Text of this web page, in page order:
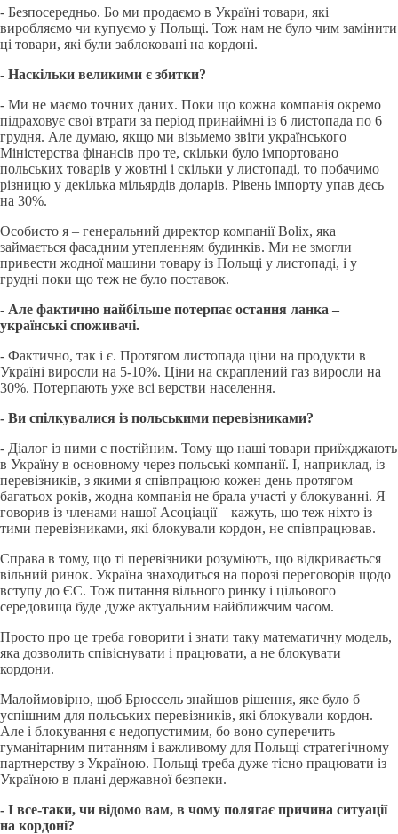
- Безпосередньо. Бо ми продаємо в Україні товари, які
виробляємо чи купуємо у Польщі. Тож нам не було чим замінити
ці товари, які були заблоковані на кордоні.
- Наскільки великими є збитки?
- Ми не маємо точних даних. Поки що кожна компанія окремо
підраховує свої втрати за період принаймні із 6 листопада по 6
грудня. Але думаю, якщо ми візьмемо звіти українського
Міністерства фінансів про те, скільки було імпортовано
польських товарів у жовтні і скільки у листопаді, то побачимо
різницю у декілька мільярдів доларів. Рівень імпорту упав десь
на 30%.
Особисто я – генеральний директор компанії Bolix, яка
займається фасадним утепленням будинків. Ми не змогли
привести жодної машини товару із Польщі у листопаді, і у
грудні поки що теж не було поставок.
- Але фактично найбільше потерпає остання ланка –
українські споживачі.
- Фактично, так і є. Протягом листопада ціни на продукти в
Україні виросли на 5-10%. Ціни на скраплений газ виросли на
30%. Потерпають уже всі верстви населення.
- Ви спілкувалися із польськими перевізниками?
- Діалог із ними є постійним. Тому що наші товари приїжджають
в Україну в основному через польські компанії. І, наприклад, із
перевізників, з якими я співпрацюю кожен день протягом
багатьох років, жодна компанія не брала участі у блокуванні. Я
говорив із членами нашої Асоціації – кажуть, що теж ніхто із
тими перевізниками, які блокували кордон, не співпрацював.
Справа в тому, що ті перевізники розуміють, що відкривається
вільний ринок. Україна знаходиться на порозі переговорів щодо
вступу до ЄС. Тож питання вільного ринку і цільового
середовища буде дуже актуальним найближчим часом.
Просто про це треба говорити і знати таку математичну модель,
яка дозволить співіснувати і працювати, а не блокувати
кордони.
Малоймовірно, щоб Брюссель знайшов рішення, яке було б
успішним для польських перевізників, які блокували кордон.
Але і блокування є недопустимим, бо воно суперечить
гуманітарним питанням і важливому для Польщі стратегічному
партнерству з Україною. Польщі треба дуже тісно працювати із
Україною в плані державної безпеки.
- І все-таки, чи відомо вам, в чому полягає причина ситуації
на кордоні?